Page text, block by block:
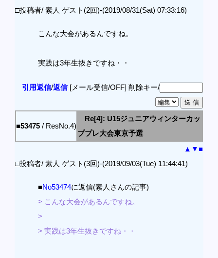
□投稿者/ 素人 ゲスト(2回)-(2019/08/31(Sat) 07:33:16)
こんな大会があるんですね。
実践は3年生抜きですね・・
引用返信/返信[メール受信/OFF] 削除キー/
■53475 / ResNo.4)
Re[4]: U15ジュニアウィンターカッ
ププレ大会東京予選
▲ ▼■
□投稿者/ 素人 ゲスト(3回)-(2019/09/03(Tue) 11:44:41)
■No53474に返信(素人さんの記事)
> こんな大会があるんですね。
>
> 実践は3年生抜きですね・・